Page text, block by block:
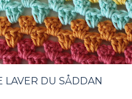
LAVER DU SÅDDAN